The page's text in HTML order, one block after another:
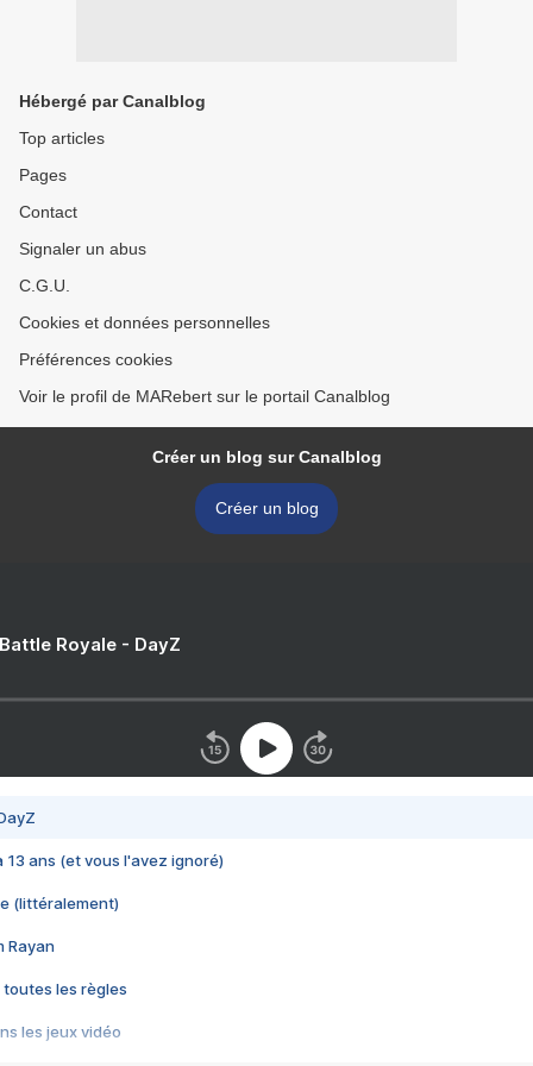
Hébergé par Canalblog
Top articles
Pages
Contact
Signaler un abus
C.G.U.
Cookies et données personnelles
Préférences cookies
Voir le profil de MARebert sur le portail Canalblog
Créer un blog sur Canalblog
Créer un blog
Royale - DayZ
13 ans (et vous l'avez ignoré)
(littéralement)
Rayan
toutes les règles
les jeux vidéo